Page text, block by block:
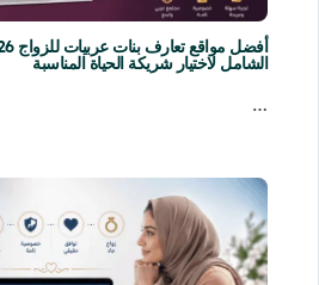
الشامل لاختيار شريكة الحياة المناسبة
…